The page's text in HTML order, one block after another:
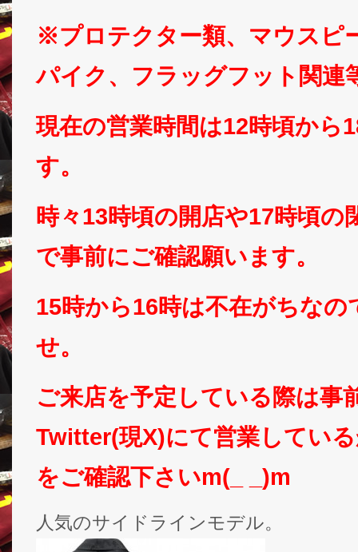
※プロテクター類、マウスピ
パイク、フラッグフット関連
現在の営業時間は12時頃から
す。
時々13時頃の開店や17時頃の
で事前にご確認願います。
15時から16時は不在がちなの
せ。
ご来店を予定している際は事
Twitter(現X)にて営業してい
をご確認下さいm(_ _)m
人気のサイドラインモデル。